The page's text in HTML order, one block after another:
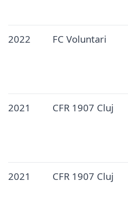
2022 FC Voluntari
2021 CFR 1907 Cluj
2021 CFR 1907 Cluj